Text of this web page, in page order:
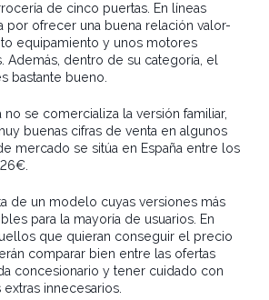
de cinco puertas. En líneas
por ofrecer una buena relación valor-
equipamiento y unos motores
Además, dentro de su categoría, el
bastante bueno.
no se comercializa la versión familiar,
buenas cifras de venta en algunos
mercado se sitúa en España entre los
de un modelo cuyas versiones más
para la mayoría de usuarios. En
que quieran conseguir el precio
comparar bien entre las ofertas
concesionario y tener cuidado con
innecesarios.